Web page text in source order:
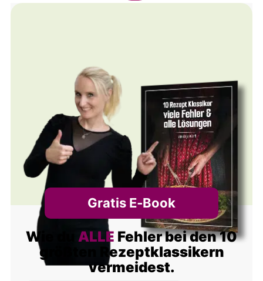
Gratis E‑Book
Wie du ALLE Fehler bei den 10
größten Rezeptklassikern
vermeidest.